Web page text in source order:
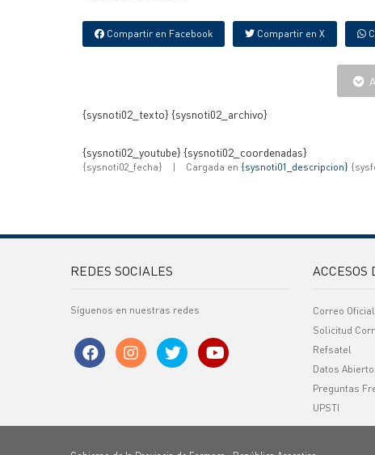
Compartir en Facebook Compartir en X
{sysnoti02_texto} {sysnoti02_archivo}
{sysnoti02_youtube} {sysnoti02_coordenadas}
{sysnoti02_fecha} | Cargada en {sysnoti01_descripcion}
REDES SOCIALES
Síguenos en nuestras redes
ACCESOS
Correo
Solicitud
Refsatel
Datos
Preguntas
UPSTI